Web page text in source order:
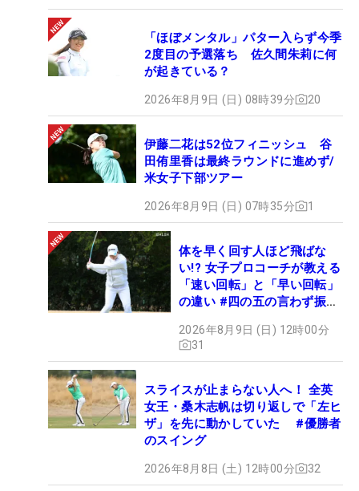
「ほぼメンタル」パター入らず今季
2度目の予選落ち 佐久間朱莉に何
が起きている？
2026年8月9日 (日) 08時39分 20
伊藤二花は52位フィニッシュ 谷
田侑里香は最終ラウンドに進めず/
米女子下部ツアー
2026年8月9日 (日) 07時35分 1
体を早く回す人ほど飛ばな
い!? 女子プロコーチが教える
「速い回転」と「早い回転」
の違い #四の五の言わず振り
2026年8月9日 (日) 12時00分
31
スライスが止まらない人へ！ 全英
女王・桑木志帆は切り返しで「左ヒ
ザ」を先に動かしていた #優勝者
のスイング
2026年8月8日 (土) 12時00分 32